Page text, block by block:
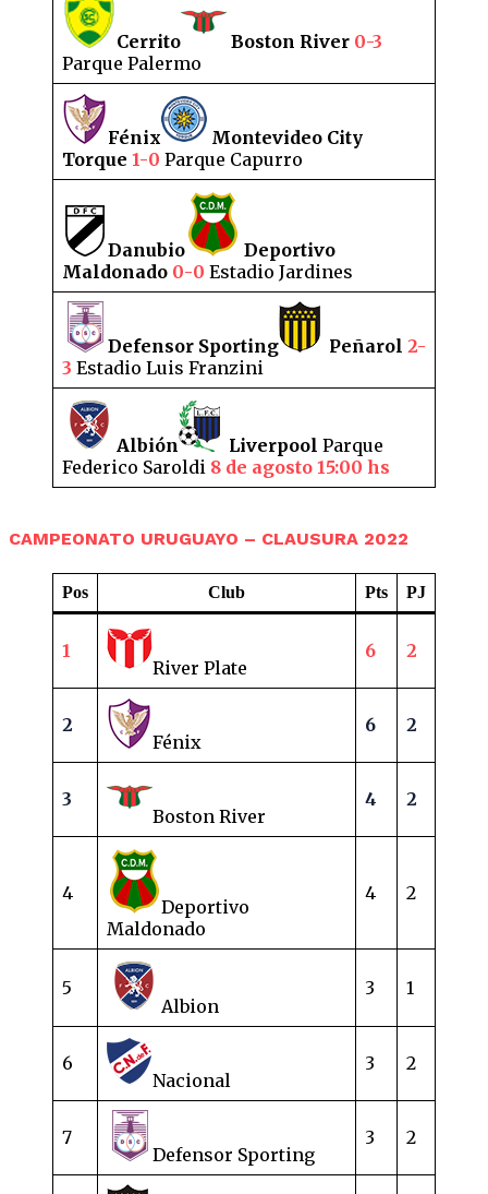
Cerrito Boston River 0-3
Parque Palermo
Fénix
Montevideo City
Torque 1-0 Parque Capurro
Danubio
Deportivo
Maldonado 0-0 Estadio Jardines
Defensor Sporting Peñarol 2-
3 Estadio Luis Franzini
Albión Liverpool Parque
Federico Saroldi 8 de agosto 15:00 hs
CAMPEONATO URUGUAYO – CLAUSURA 2022
Pos Club Pts PJ
1
River Plate
6 2
2
Fénix
6 2
3
Boston River
4 2
4
Deportivo
Maldonado
4 2
5
Albion
3 1
6
Nacional
3 2
7
Defensor Sporting
3 2